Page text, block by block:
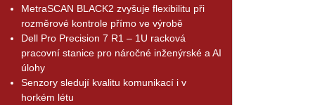
MetraSCAN BLACK2 zvyšuje flexibilitu při
rozměrové kontrole přímo ve výrobě
Dell Pro Precision 7 R1 – 1U racková
pracovní stanice pro náročné inženýrské a AI
úlohy
Senzory sledují kvalitu komunikací i v
horkém létu